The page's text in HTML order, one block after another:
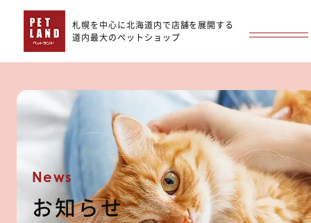
札幌を中心に北海道内で店舗を展開する
道内最大のペットショップ
News
お知らせ